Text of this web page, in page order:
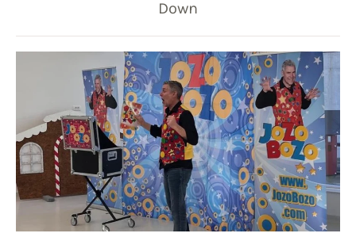
Down